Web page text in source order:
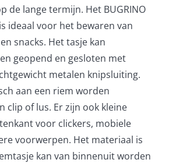
de lange termijn. Het BUGRINO
ideaal voor het bewaren van
snacks. Het tasje kan
geopend en gesloten met
metalen knipsluiting.
aan een riem worden
clip of lus. Er zijn ook kleine
voor clickers, mobiele
voorwerpen. Het materiaal is
kan van binnenuit worden